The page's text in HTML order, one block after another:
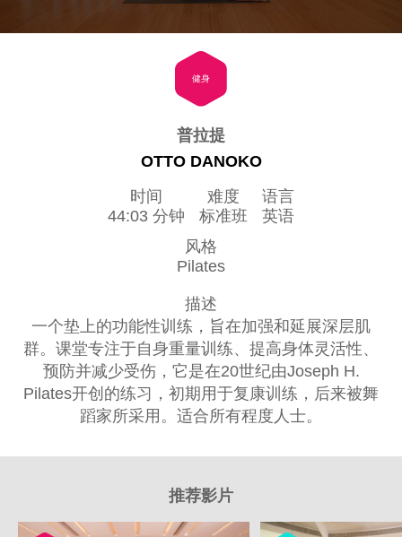
健身
普拉提
OTTO DANOKO
时间
44:03 分钟
难度
标准班
语言
英语
风格
Pilates
描述
一个垫上的功能性训练，旨在加强和延展深层肌
群。课堂专注于自身重量训练、提高身体灵活性、
预防并减少受伤，它是在20世纪由Joseph H.
Pilates开创的练习，初期用于复康训练，后来被舞
蹈家所采用。适合所有程度人士。
推荐影片